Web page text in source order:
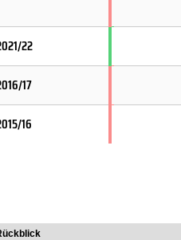
22
17
16